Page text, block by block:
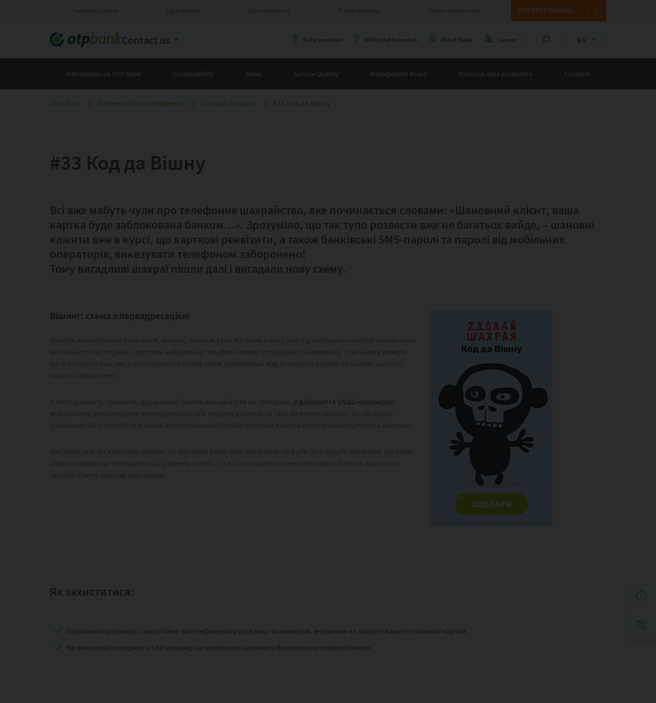
INTERNET BANKING
Contact us Duty branches ATMs and branches About Bank Career EN
Information on OTP Bank Sustainability News Service Quality Management Board Personal data protection Contacts
About us Безпека обслуговування Здолай Шахрая
#33 Код да Вішну
Всі вже мабуть чули про телефонне шахрайство, яке починається словами: «Шановний клієнт, ваша
картка буде заблокована банком…». Зрозуміло, що так тупо розвести вже не багатьох вийде, – шановні
клієнти вже в курсі, що карткові реквізити, а також банківські SMS-паролі та паролі від мобільних
операторів, виказувати телефоном заборонено!
Тому вигадливі шахраї пішли далі і вигадали нову схему.
Вішинг: схема з переадресацією
Як захиститися:
Припинити розмову і самостійно зателефонувати до банку за номером, вказаним на звороті вашої платіжної картки.
Не виконувати жодних USSD команд на телефонні на вимогу банківських співробітників.